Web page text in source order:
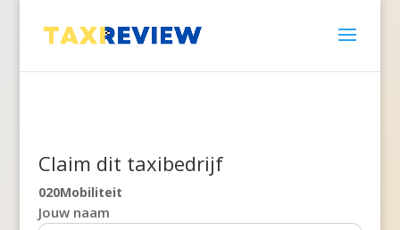
Claim dit taxibedrijf
020Mobiliteit
Jouw naam